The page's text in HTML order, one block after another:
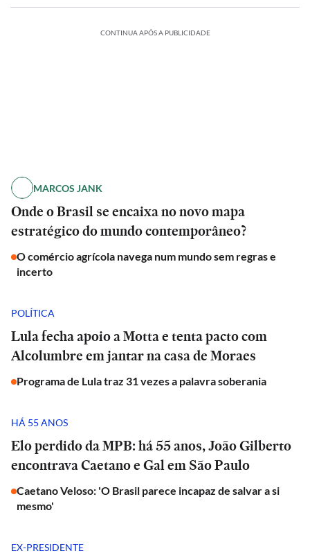
CONTINUA APÓS A PUBLICIDADE
MARCOS JANK
Onde o Brasil se encaixa no novo mapa
estratégico do mundo contemporâneo?
O comércio agrícola navega num mundo sem regras e
incerto
POLÍTICA
Lula fecha apoio a Motta e tenta pacto com
Alcolumbre em jantar na casa de Moraes
Programa de Lula traz 31 vezes a palavra soberania
HÁ 55 ANOS
Elo perdido da MPB: há 55 anos, João Gilberto
encontrava Caetano e Gal em São Paulo
Caetano Veloso: 'O Brasil parece incapaz de salvar a si
mesmo'
EX-PRESIDENTE